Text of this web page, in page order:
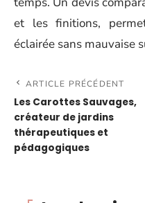
et les finitions,
éclairée sans mauvaise
ARTICLE PRÉCÉDENT
Les Carottes Sauvages,
créateur de jardins
thérapeutiques et
pédagogiques